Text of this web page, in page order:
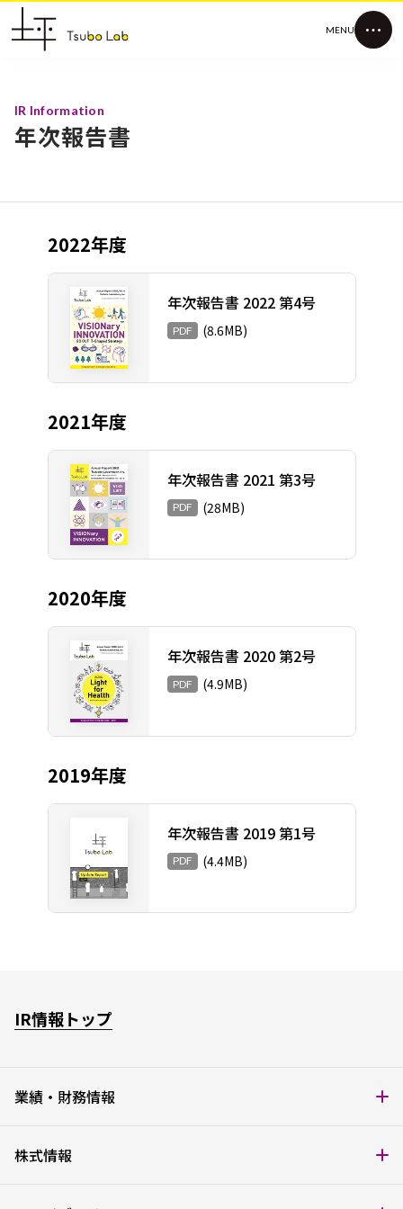
MENU
IR Information
年次報告書
2022年度
年次報告書 2022 第4号
PDF (8.6MB)
2021年度
年次報告書 2021 第3号
PDF (28MB)
2020年度
年次報告書 2020 第2号
PDF (4.9MB)
2019年度
年次報告書 2019 第1号
PDF (4.4MB)
IR情報トップ
業績・財務情報
経営成績
株式情報